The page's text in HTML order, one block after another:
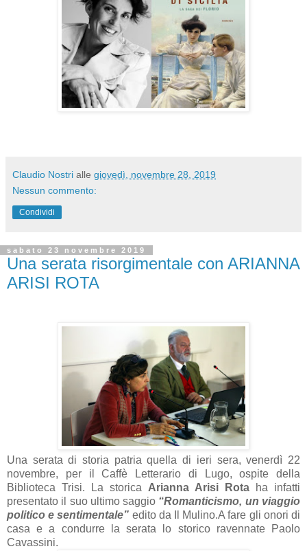
Claudio Nostri alle giovedì, novembre 28, 2019
Nessun commento:
Condividi
sabato 23 novembre 2019
Una serata risorgimentale con ARIANNA
ARISI ROTA
Una serata di storia patria quella di ieri sera, venerdì 22
novembre, per il Caffè Letterario di Lugo, ospite della
Biblioteca Trisi. La storica Arianna Arisi Rota ha infatti
presentato il suo ultimo saggio “Romanticismo, un viaggio
politico e sentimentale” edito da Il Mulino.A fare gli onori di
casa e a condurre la serata lo storico ravennate Paolo
Cavassini.